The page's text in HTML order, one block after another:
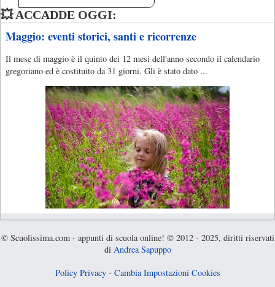
💥 ACCADDE OGGI:
Maggio: eventi storici, santi e ricorrenze
Il mese di maggio è il quinto dei 12 mesi dell'anno secondo il calendario
gregoriano ed è costituito da 31 giorni. Gli è stato dato ...
© Scuolissima.com - appunti di scuola online! © 2012 - 2025, diritti riservati
di Andrea Sapuppo
Policy Privacy- Cambia Impostazioni Cookies